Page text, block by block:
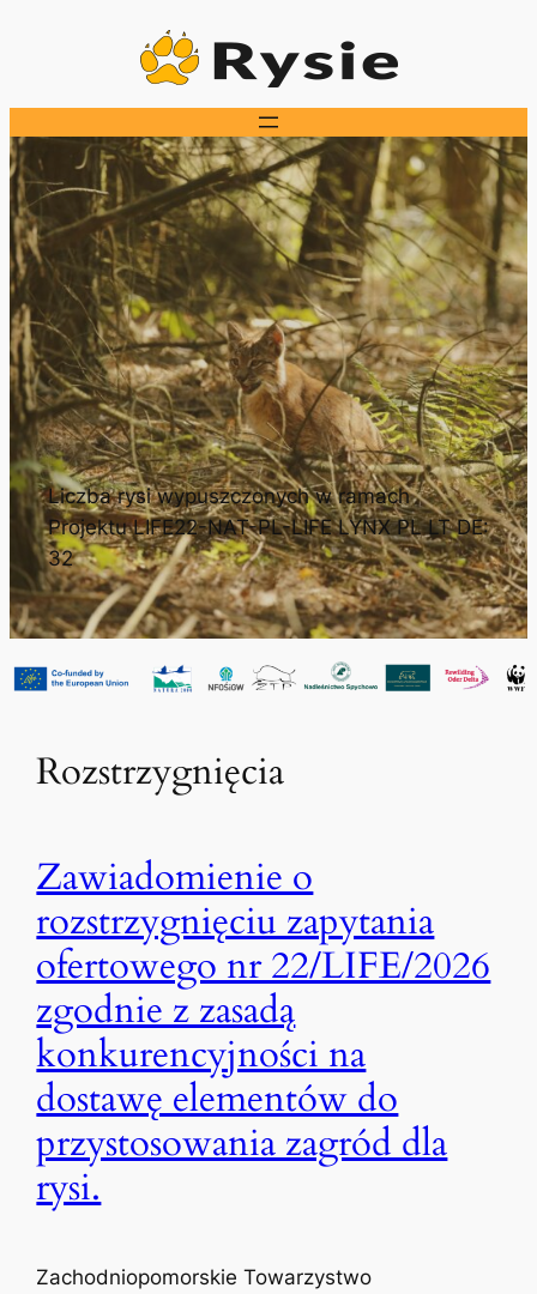
Liczba rysi wypuszczonych w ramach
Projektu LIFE22-NAT-PL-LIFE LYNX PL LT DE:
32
Rozstrzygnięcia
Zawiadomienie o
rozstrzygnięciu zapytania
ofertowego nr 22/LIFE/2026
zgodnie z zasadą
konkurencyjności na
dostawę elementów do
przystosowania zagród dla
rysi.
Zachodniopomorskie Towarzystwo